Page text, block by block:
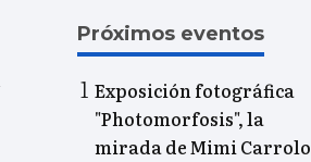
Próximos eventos
Exposición fotográfica
"Photomorfosis", la
mirada de Mimi Carrolo